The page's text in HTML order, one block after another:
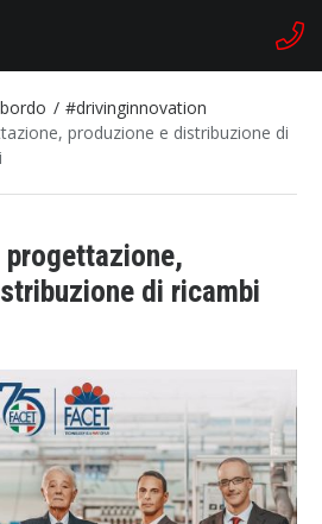
#drivinginnovation
produzione e distribuzione di
di ricambi